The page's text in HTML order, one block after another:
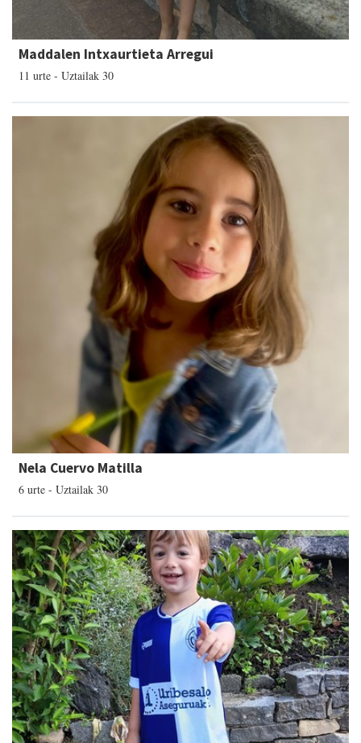
Maddalen Intxaurtieta Arregui
11 urte - Uztailak 30
Nela Cuervo Matilla
6 urte - Uztailak 30